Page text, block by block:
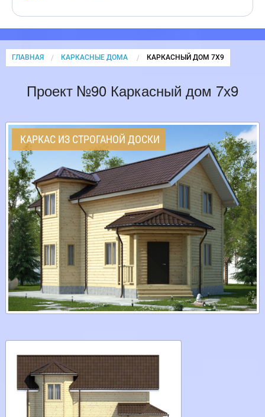
ГЛАВНАЯ КАРКАСНЫЕ ДОМА CURRENT:
КАРКАСНЫЙ ДОМ 7Х9
Проект №90 Каркасный дом 7х9
КАРКАС ИЗ СТРОГАНОЙ ДОСКИ